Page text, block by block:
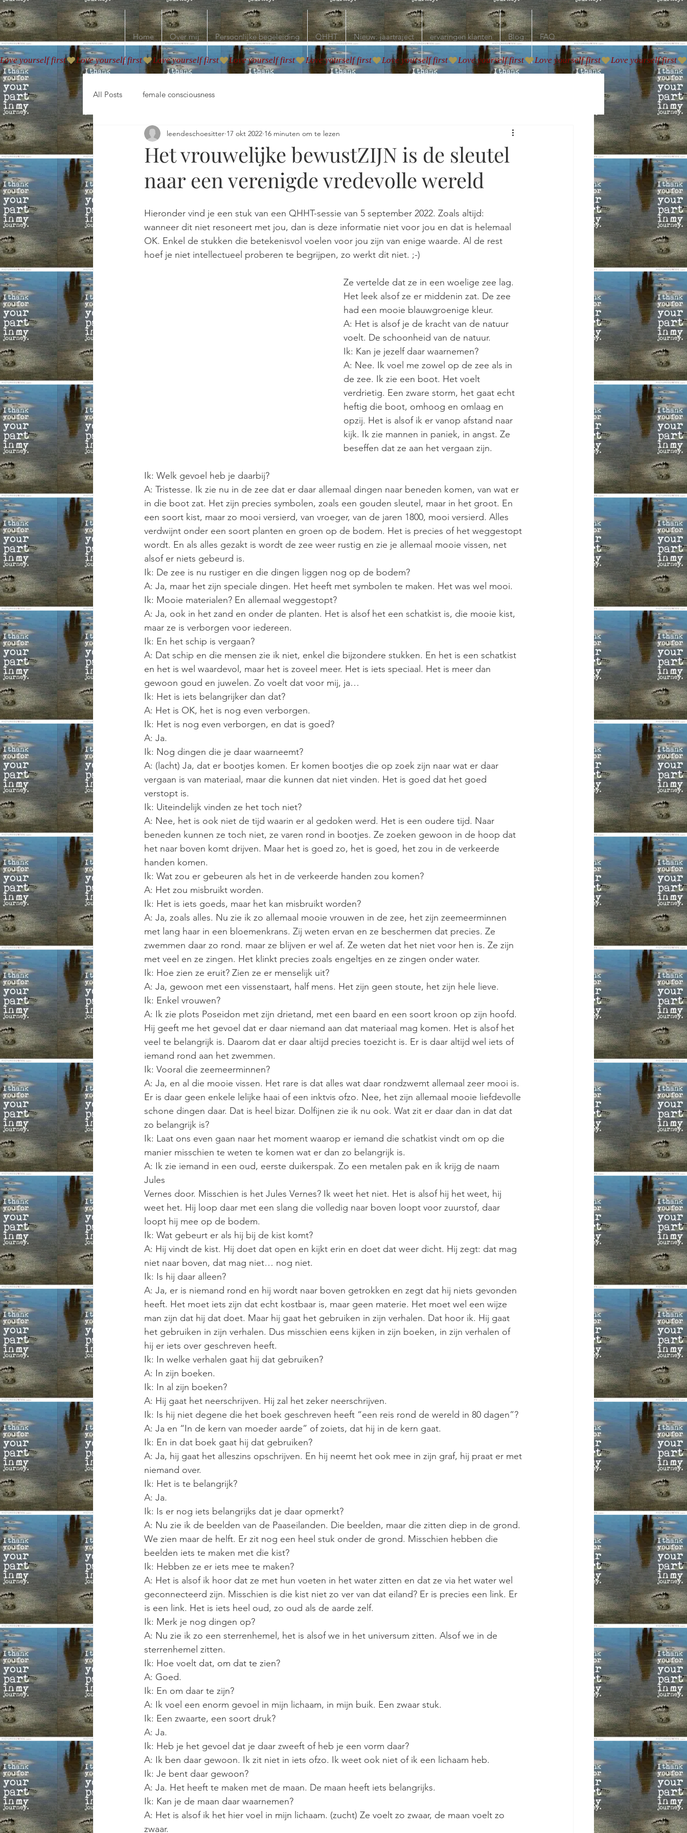
Home Over mij Persoonlijke begeleiding QHHT Nieuw: jaartraject ervaringen klanten Blog FAQ
Love yourself first
All Posts female consciousness
Het vrouwelijke bewustZIJN is de sleutel
naar een verenigde vredevolle wereld
leendeschoesitter 17 okt 2022 16 minuten om te lezen
Hieronder vind je een stuk van een QHHT-sessie van 5 september 2022. Zoals altijd:
wanneer dit niet resoneert met jou, dan is deze informatie niet voor jou en dat is helemaal
OK. Enkel de stukken die betekenisvol voelen voor jou zijn van enige waarde. Al de rest
hoef je niet intellectueel proberen te begrijpen, zo werkt dit niet. ;-)
Ze vertelde dat ze in een woelige zee lag.
Het leek alsof ze er middenin zat. De zee
had een mooie blauwgroenige kleur.
A: Het is alsof je de kracht van de natuur
voelt. De schoonheid van de natuur.
Ik: Kan je jezelf daar waarnemen?
A: Nee. Ik voel me zowel op de zee als in
de zee. Ik zie een boot. Het voelt
verdrietig. Een zware storm, het gaat echt
heftig die boot, omhoog en omlaag en
opzij. Het is alsof ik er vanop afstand naar
kijk. Ik zie mannen in paniek, in angst. Ze
beseffen dat ze aan het vergaan zijn.
Ik: Welk gevoel heb je daarbij?
A: Tristesse. Ik zie nu in de zee dat er daar allemaal dingen naar beneden komen, van wat er
in die boot zat. Het zijn precies symbolen, zoals een gouden sleutel, maar in het groot. En
een soort kist, maar zo mooi versierd, van vroeger, van de jaren 1800, mooi versierd. Alles
verdwijnt onder een soort planten en groen op de bodem. Het is precies of het weggestopt
wordt. En als alles gezakt is wordt de zee weer rustig en zie je allemaal mooie vissen, net
alsof er niets gebeurd is.
Ik: De zee is nu rustiger en die dingen liggen nog op de bodem?
A: Ja, maar het zijn speciale dingen. Het heeft met symbolen te maken. Het was wel mooi.
Ik: Mooie materialen? En allemaal weggestopt?
A: Ja, ook in het zand en onder de planten. Het is alsof het een schatkist is, die mooie kist,
maar ze is verborgen voor iedereen.
Ik: En het schip is vergaan?
A: Dat schip en die mensen zie ik niet, enkel die bijzondere stukken. En het is een schatkist
en het is wel waardevol, maar het is zoveel meer. Het is iets speciaal. Het is meer dan
gewoon goud en juwelen. Zo voelt dat voor mij, ja…
Ik: Het is iets belangrijker dan dat?
A: Het is OK, het is nog even verborgen.
Ik: Het is nog even verborgen, en dat is goed?
A: Ja.
Ik: Nog dingen die je daar waarneemt?
A: (lacht) Ja, dat er bootjes komen. Er komen bootjes die op zoek zijn naar wat er daar
vergaan is van materiaal, maar die kunnen dat niet vinden. Het is goed dat het goed
verstopt is.
Ik: Uiteindelijk vinden ze het toch niet?
A: Nee, het is ook niet de tijd waarin er al gedoken werd. Het is een oudere tijd. Naar
beneden kunnen ze toch niet, ze varen rond in bootjes. Ze zoeken gewoon in de hoop dat
het naar boven komt drijven. Maar het is goed zo, het is goed, het zou in de verkeerde
handen komen.
Ik: Wat zou er gebeuren als het in de verkeerde handen zou komen?
A: Het zou misbruikt worden.
Ik: Het is iets goeds, maar het kan misbruikt worden?
A: Ja, zoals alles. Nu zie ik zo allemaal mooie vrouwen in de zee, het zijn zeemeerminnen
met lang haar in een bloemenkrans. Zij weten ervan en ze beschermen dat precies. Ze
zwemmen daar zo rond. maar ze blijven er wel af. Ze weten dat het niet voor hen is. Ze zijn
met veel en ze zingen. Het klinkt precies zoals engeltjes en ze zingen onder water.
Ik: Hoe zien ze eruit? Zien ze er menselijk uit?
A: Ja, gewoon met een vissenstaart, half mens. Het zijn geen stoute, het zijn hele lieve.
Ik: Enkel vrouwen?
A: Ik zie plots Poseidon met zijn drietand, met een baard en een soort kroon op zijn hoofd.
Hij geeft me het gevoel dat er daar niemand aan dat materiaal mag komen. Het is alsof het
veel te belangrijk is. Daarom dat er daar altijd precies toezicht is. Er is daar altijd wel iets of
iemand rond aan het zwemmen.
Ik: Vooral die zeemeerminnen?
A: Ja, en al die mooie vissen. Het rare is dat alles wat daar rondzwemt allemaal zeer mooi is.
Er is daar geen enkele lelijke haai of een inktvis ofzo. Nee, het zijn allemaal mooie liefdevolle
schone dingen daar. Dat is heel bizar. Dolfijnen zie ik nu ook. Wat zit er daar dan in dat dat
zo belangrijk is?
Ik: Laat ons even gaan naar het moment waarop er iemand die schatkist vindt om op die
manier misschien te weten te komen wat er dan zo belangrijk is.
A: Ik zie iemand in een oud, eerste duikerspak. Zo een metalen pak en ik krijg de naam
Jules
Vernes door. Misschien is het Jules Vernes? Ik weet het niet. Het is alsof hij het weet, hij
weet het. Hij loop daar met een slang die volledig naar boven loopt voor zuurstof, daar
loopt hij mee op de bodem.
Ik: Wat gebeurt er als hij bij de kist komt?
A: Hij vindt de kist. Hij doet dat open en kijkt erin en doet dat weer dicht. Hij zegt: dat mag
niet naar boven, dat mag niet… nog niet.
Ik: Is hij daar alleen?
A: Ja, er is niemand rond en hij wordt naar boven getrokken en zegt dat hij niets gevonden
heeft. Het moet iets zijn dat echt kostbaar is, maar geen materie. Het moet wel een wijze
man zijn dat hij dat doet. Maar hij gaat het gebruiken in zijn verhalen. Dat hoor ik. Hij gaat
het gebruiken in zijn verhalen. Dus misschien eens kijken in zijn boeken, in zijn verhalen of
hij er iets over geschreven heeft.
Ik: In welke verhalen gaat hij dat gebruiken?
A: In zijn boeken.
Ik: In al zijn boeken?
A: Hij gaat het neerschrijven. Hij zal het zeker neerschrijven.
Ik: Is hij niet degene die het boek geschreven heeft “een reis rond de wereld in 80 dagen”?
A: Ja en “In de kern van moeder aarde” of zoiets, dat hij in de kern gaat.
Ik: En in dat boek gaat hij dat gebruiken?
A: Ja, hij gaat het alleszins opschrijven. En hij neemt het ook mee in zijn graf, hij praat er met
niemand over.
Ik: Het is te belangrijk?
A: Ja.
Ik: Is er nog iets belangrijks dat je daar opmerkt?
A: Nu zie ik de beelden van de Paaseilanden. Die beelden, maar die zitten diep in de grond.
We zien maar de helft. Er zit nog een heel stuk onder de grond. Misschien hebben die
beelden iets te maken met die kist?
Ik: Hebben ze er iets mee te maken?
A: Het is alsof ik hoor dat ze met hun voeten in het water zitten en dat ze via het water wel
geconnecteerd zijn. Misschien is die kist niet zo ver van dat eiland? Er is precies een link. Er
is een link. Het is iets heel oud, zo oud als de aarde zelf.
Ik: Merk je nog dingen op?
A: Nu zie ik zo een sterrenhemel, het is alsof we in het universum zitten. Alsof we in de
sterrenhemel zitten.
Ik: Hoe voelt dat, om dat te zien?
A: Goed.
Ik: En om daar te zijn?
A: Ik voel een enorm gevoel in mijn lichaam, in mijn buik. Een zwaar stuk.
Ik: Een zwaarte, een soort druk?
A: Ja.
Ik: Heb je het gevoel dat je daar zweeft of heb je een vorm daar?
A: Ik ben daar gewoon. Ik zit niet in iets ofzo. Ik weet ook niet of ik een lichaam heb.
Ik: Je bent daar gewoon?
A: Ja. Het heeft te maken met de maan. De maan heeft iets belangrijks.
Ik: Kan je de maan daar waarnemen?
A: Het is alsof ik het hier voel in mijn lichaam. (zucht) Ze voelt zo zwaar, de maan voelt zo
zwaar.